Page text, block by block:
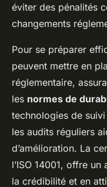
éviter des pénalités
changements
Pour se préparer
peuvent mettre en
réglementaire,
les normes de
technologies de
les audits réguliers
d’amélioration. La
l’ISO 14001, offre
la crédibilité et en